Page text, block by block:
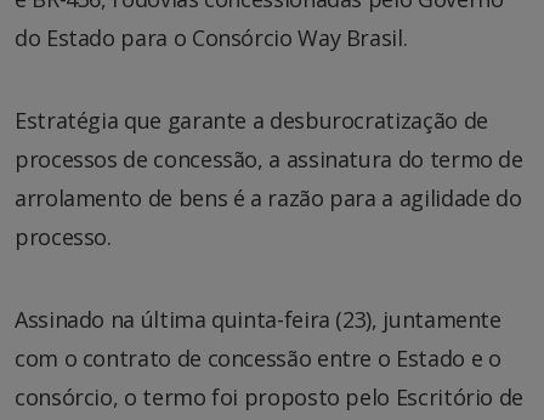
do Estado para o Consórcio Way Brasil.
Estratégia que garante a desburocratização de
processos de concessão, a assinatura do termo de
arrolamento de bens é a razão para a agilidade do
processo.
Assinado na última quinta-feira (23), juntamente
com o contrato de concessão entre o Estado e o
consórcio, o termo foi proposto pelo Escritório de